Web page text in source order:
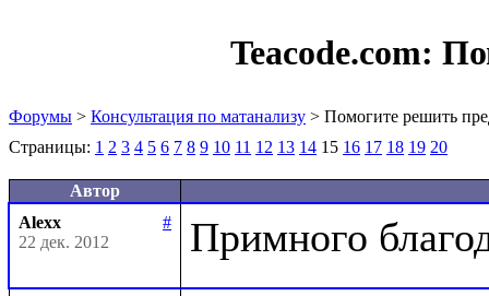
Teacode.com:
Форумы > Консультация по матанализу > Помогите решить
Страницы: 1 2 3 4 5 6 7 8 9 10 11 12 13 14 15 16 17 18 19 20
Автор
Alexx
#
22 дек. 2012